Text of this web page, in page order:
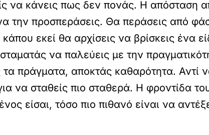
να κάνεις πως δεν πονάς. Η απόσταση
να την προσπεράσεις. Θα περάσεις από
εκεί θα αρχίσεις να βρίσκεις ένα
να παλεύεις με την
τα πράγματα, αποκτάς καθαρότητα. Αντί
να σταθείς πιο σταθερά. Η φροντίδα
είσαι, τόσο πιο πιθανό είναι να